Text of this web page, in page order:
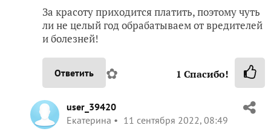
За красоту приходится платить, поэтому чуть
ли не целый год обрабатываем от вредителей
и болезней!
Ответить ✿ 1 Спасибо!
user_39420
Екатерина
11 сентября 2022, 08:49